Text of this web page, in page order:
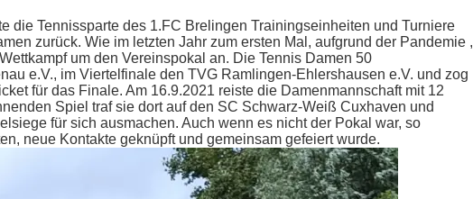
die Tennissparte des 1.FC Brelingen Trainingseinheiten und Turniere
zurück. Wie im letzten Jahr zum ersten Mal, aufgrund der Pandemie ,
um den Vereinspokal an. Die Tennis Damen 50
e.V., im Viertelfinale den TVG Ramlingen-Ehlershausen e.V. und zog
für das Finale. Am 16.9.2021 reiste die Damenmannschaft mit 12
Spiel traf sie dort auf den SC Schwarz-Weiß Cuxhaven und
für sich ausmachen. Auch wenn es nicht der Pokal war, so
neue Kontakte geknüpft und gemeinsam gefeiert wurde.